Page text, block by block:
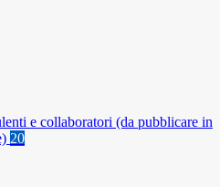
e collaboratori (da pubblicare in
20